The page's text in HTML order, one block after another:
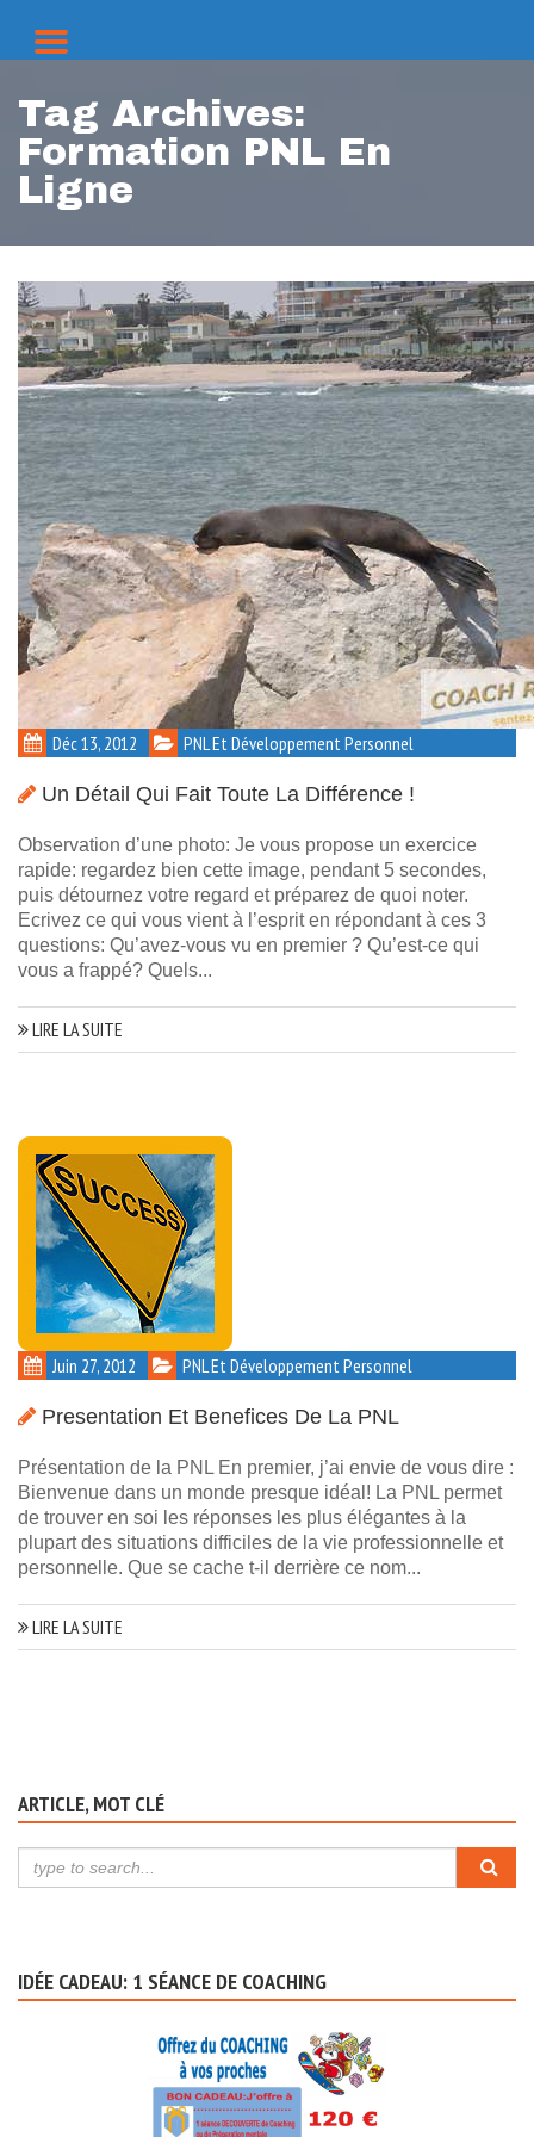
Tag Archives:
Formation PNL En
Ligne
Déc 13, 2012 PNL Et Développement Personnel
Un Détail Qui Fait Toute La Différence !
Observation d’une photo: Je vous propose un exercice
rapide: regardez bien cette image, pendant 5 secondes,
puis détournez votre regard et préparez de quoi noter.
Ecrivez ce qui vous vient à l’esprit en répondant à ces 3
questions: Qu’avez-vous vu en premier ? Qu’est-ce qui
vous a frappé? Quels...
LIRE LA SUITE
Juin 27, 2012 PNL Et Développement Personnel
Presentation Et Benefices De La PNL
Présentation de la PNL En premier, j’ai envie de vous dire :
Bienvenue dans un monde presque idéal! La PNL permet
de trouver en soi les réponses les plus élégantes à la
plupart des situations difficiles de la vie professionnelle et
personnelle. Que se cache t-il derrière ce nom...
LIRE LA SUITE
ARTICLE, MOT CLÉ
IDÉE CADEAU: 1 SÉANCE DE COACHING